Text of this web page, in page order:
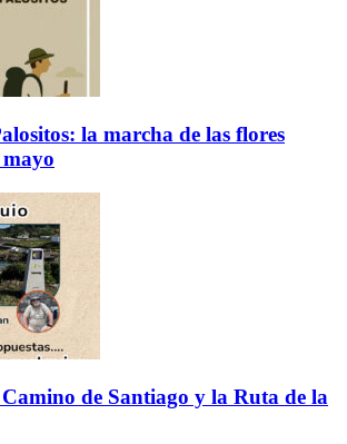
la marcha de las flores
mayo
de Santiago y la Ruta de la